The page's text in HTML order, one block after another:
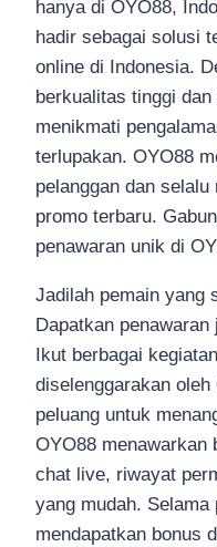
hanya di OYO88,
hadir sebagai solusi
online di Indonesia.
berkualitas tinggi
menikmati
terlupakan. OYO88
pelanggan dan
promo terbaru.
penawaran unik di
Jadilah pemain yang
Dapatkan
Ikut berbagai
diselenggarakan
peluang untuk
OYO88 menawarkan
chat live, riwayat
yang mudah. Selama
mendapatkan bonus